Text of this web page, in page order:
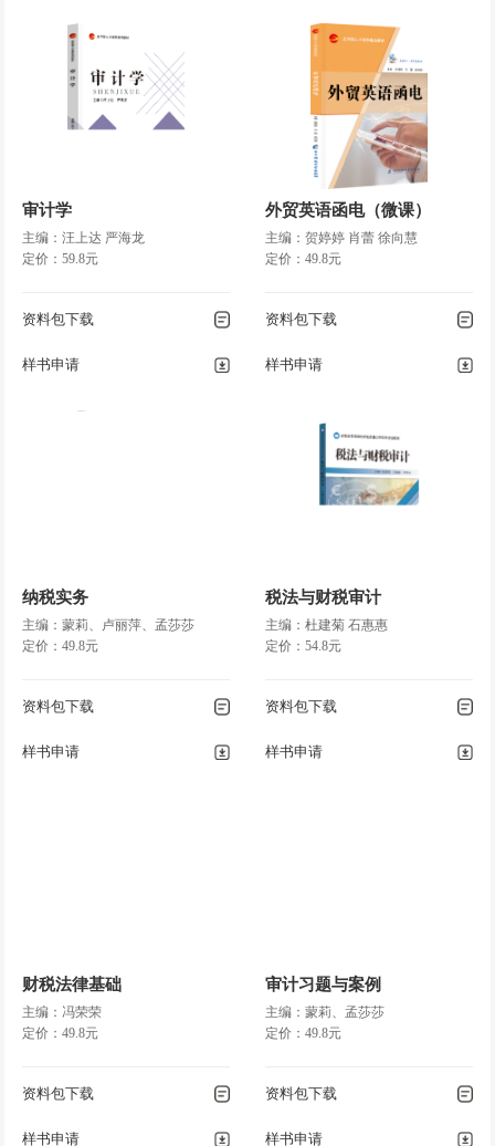
审计学
主编：汪上达 严海龙
定价：59.8元
资料包下载
样书申请
外贸英语函电（微课）
主编：贺婷婷 肖蕾 徐向慧
定价：49.8元
资料包下载
样书申请
纳税实务
主编：蒙莉、卢丽萍、孟莎莎
定价：49.8元
资料包下载
样书申请
税法与财税审计
主编：杜建菊 石惠惠
定价：54.8元
资料包下载
样书申请
财税法律基础
主编：冯荣荣
定价：49.8元
资料包下载
样书申请
审计习题与案例
主编：蒙莉、孟莎莎
定价：49.8元
资料包下载
样书申请